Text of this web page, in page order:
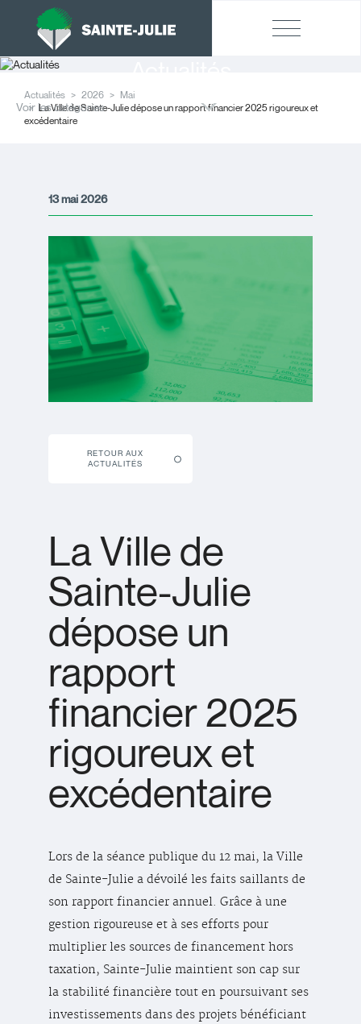
Actualités 2026
Mai
La Ville de Sainte-Julie dépose un rapport financier 2025 rigoureux et
excédentaire
Voir les catégories
13 mai 2026
RETOUR AUX
ACTUALITÉS
La Ville de
Sainte-Julie
dépose un
rapport
financier 2025
rigoureux et
excédentaire
Lors de la séance publique du 12 mai, la Ville
de Sainte-Julie a dévoilé les faits saillants de
son rapport financier annuel. Grâce à une
gestion rigoureuse et à ses efforts pour
multiplier les sources de financement hors
taxation, Sainte-Julie maintient son cap sur
la stabilité financière tout en poursuivant ses
investissements dans des projets bénéficiant